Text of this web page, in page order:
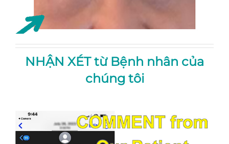
NHẬN XÉT từ Bệnh nhân của
chúng tôi